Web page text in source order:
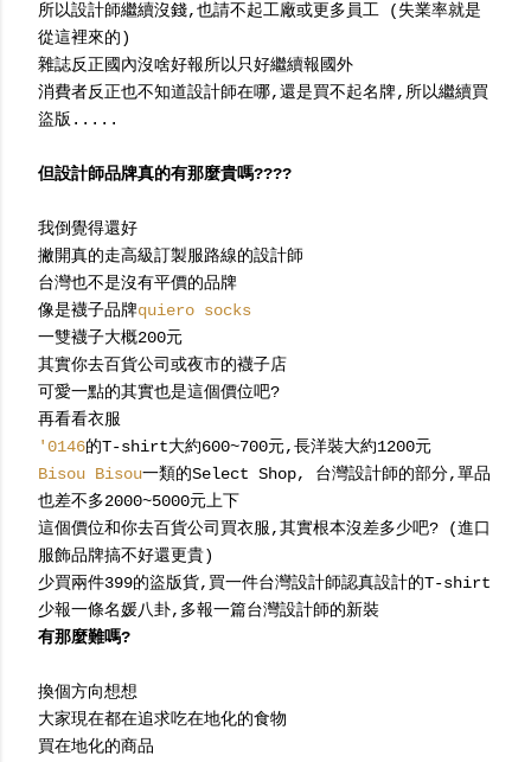
所以設計師繼續沒錢,也請不起工廠或更多員工 (失業率就是
從這裡來的)
雜誌反正國內沒啥好報所以只好繼續報國外
消費者反正也不知道設計師在哪,還是買不起名牌,所以繼續買
盜版.....
但設計師品牌真的有那麼貴嗎????
我倒覺得還好
撇開真的走高級訂製服路線的設計師
台灣也不是沒有平價的品牌
像是襪子品牌quiero socks
一雙襪子大概200元
其實你去百貨公司或夜市的襪子店
可愛一點的其實也是這個價位吧?
再看看衣服
'0146的T-shirt大約600~700元,長洋裝大約1200元
Bisou Bisou一類的Select Shop, 台灣設計師的部分,單品
也差不多2000~5000元上下
這個價位和你去百貨公司買衣服,其實根本沒差多少吧? (進口
服飾品牌搞不好還更貴)
少買兩件399的盜版貨,買一件台灣設計師認真設計的T-shirt
少報一條名媛八卦,多報一篇台灣設計師的新裝
有那麼難嗎?
換個方向想想
大家現在都在追求吃在地化的食物
買在地化的商品